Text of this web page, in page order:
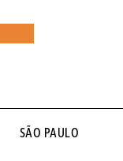
SÃO PAULO